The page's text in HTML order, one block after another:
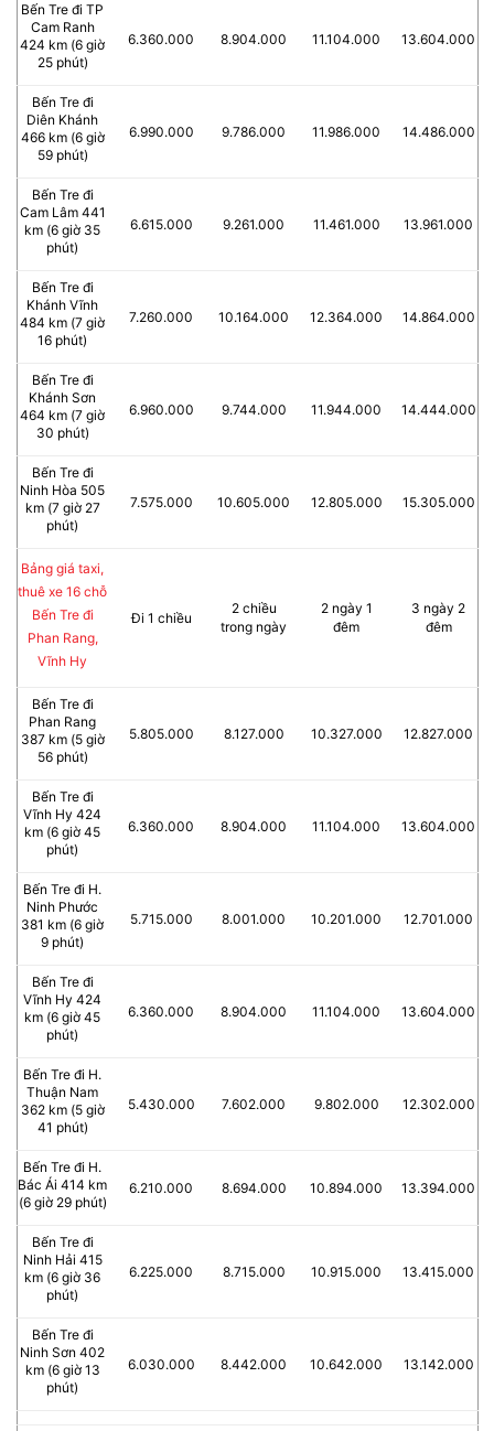
Bến Tre đi TP
Cam Ranh
424 km (6 giờ
25 phút)
6.360.000 8.904.000 11.104.000 13.604.000
Bến Tre đi
Diên Khánh
466 km (6 giờ
59 phút)
6.990.000 9.786.000 11.986.000 14.486.000
Bến Tre đi
Cam Lâm 441
km (6 giờ 35
phút)
6.615.000 9.261.000 11.461.000 13.961.000
Bến Tre đi
Khánh Vĩnh
484 km (7 giờ
16 phút)
7.260.000 10.164.000 12.364.000 14.864.000
Bến Tre đi
Khánh Sơn
464 km (7 giờ
30 phút)
6.960.000 9.744.000 11.944.000 14.444.000
Bến Tre đi
Ninh Hòa 505
km (7 giờ 27
phút)
7.575.000 10.605.000 12.805.000 15.305.000
Bảng giá taxi,
thuê xe 16 chỗ
Bến Tre đi
Phan Rang,
Vĩnh Hy
Đi 1 chiều
2 chiều
trong ngày
2 ngày 1
đêm
3 ngày 2
đêm
Bến Tre đi
Phan Rang
387 km (5 giờ
56 phút)
5.805.000 8.127.000 10.327.000 12.827.000
Bến Tre đi
Vĩnh Hy 424
km (6 giờ 45
phút)
6.360.000 8.904.000 11.104.000 13.604.000
Bến Tre đi H.
Ninh Phước
381 km (6 giờ
9 phút)
5.715.000 8.001.000 10.201.000 12.701.000
Bến Tre đi
Vĩnh Hy 424
km (6 giờ 45
phút)
6.360.000 8.904.000 11.104.000 13.604.000
Bến Tre đi H.
Thuận Nam
362 km (5 giờ
41 phút)
5.430.000 7.602.000 9.802.000 12.302.000
Bến Tre đi H.
Bác Ái 414 km
(6 giờ 29 phút)
6.210.000 8.694.000 10.894.000 13.394.000
Bến Tre đi
Ninh Hải 415
km (6 giờ 36
phút)
6.225.000 8.715.000 10.915.000 13.415.000
Bến Tre đi
Ninh Sơn 402
km (6 giờ 13
phút)
6.030.000 8.442.000 10.642.000 13.142.000